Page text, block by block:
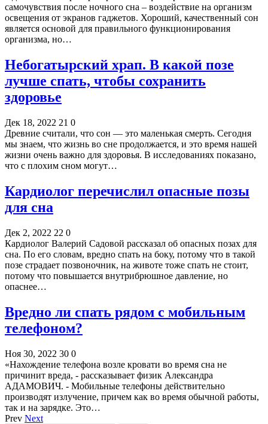
самочувствия после ночного сна – воздействие на организм
освещения от экранов гаджетов. Хороший, качественный сон
является основой для правильного функционирования
организма, но…
Небогатырский храп. В какой позе
лучше спать, чтобы сохранить
здоровье
Дек 18, 2022 21 0
Древние считали, что сон — это маленькая смерть. Сегодня
мы знаем, что жизнь во сне продолжается, и это время нашей
жизни очень важно для здоровья. В исследованиях показано,
что с плохим сном могут…
Кардиолог перечислил опасные позы
для сна
Дек 2, 2022 22 0
Кардиолог Валерий Садовой рассказал об опасных позах для
сна. По его словам, вредно спать на боку, потому что в такой
позе страдает позвоночник, на животе тоже спать не стоит,
потому что повышается внутрибрюшное давление, но
опаснее…
Вредно ли спать рядом с мобильным
телефоном?
Ноя 30, 2022 30 0
«Нахождение телефона возле кровати во время сна не
причинит вреда, - рассказывает физик Александра
АДАМОВИЧ. - Мобильные телефоны действительно
производят излучение, причем как во время обычной работы,
так и на зарядке. Это…
Prev Next